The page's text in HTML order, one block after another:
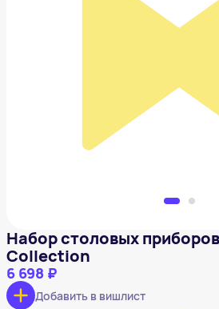
6 698 ₽
Добавить в вишлист
Набор столовых
Collection
6 698 ₽
Добавить в вишлист